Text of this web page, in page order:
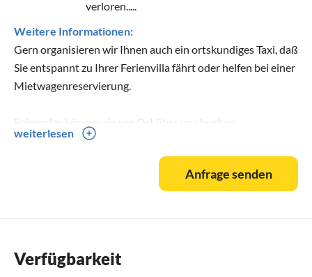
verloren.....
Weitere Informationen:
Gern organisieren wir Ihnen auch ein ortskundiges Taxi, daß
Sie entspannt zu Ihrer Ferienvilla fährt oder helfen bei einer
Mietwagenreservierung.
Folgendes können sie vor Ort über uns buchen:
Bootstour / Jeep-Safari / Wanderung Samaria-Schlucht /
Bergtrip zum Psiloritis / Ausflug zum Arcadi-Kloster und
Töpferdorf "Magarites" / Ausflug NaturschutzInsel
weiterlesen
Anfrage senden
Verfügbarkeit